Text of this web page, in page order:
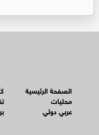
الصفحة الرئيسية
محليات
عربي دولي